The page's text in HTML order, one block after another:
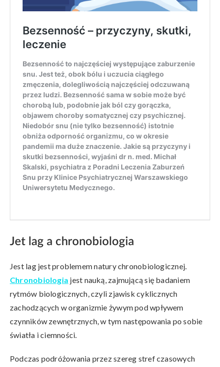
Jet lag a chronobiologia
Jest lag jest problemem natury chronobiologicznej.
Chronobiologia jest nauką, zajmującą się badaniem
rytmów biologicznych, czyli zjawisk cyklicznych
zachodzących w organizmie żywym pod wpływem
czynników zewnętrznych, w tym następowania po sobie
światła i ciemności.
Podczas podróżowania przez szereg stref czasowych